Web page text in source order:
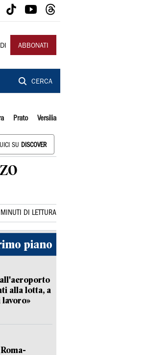
ABBONATI
CERCA
Prato Versilia
SU DISCOVER
DI LETTURA
piano
alla lotta, a